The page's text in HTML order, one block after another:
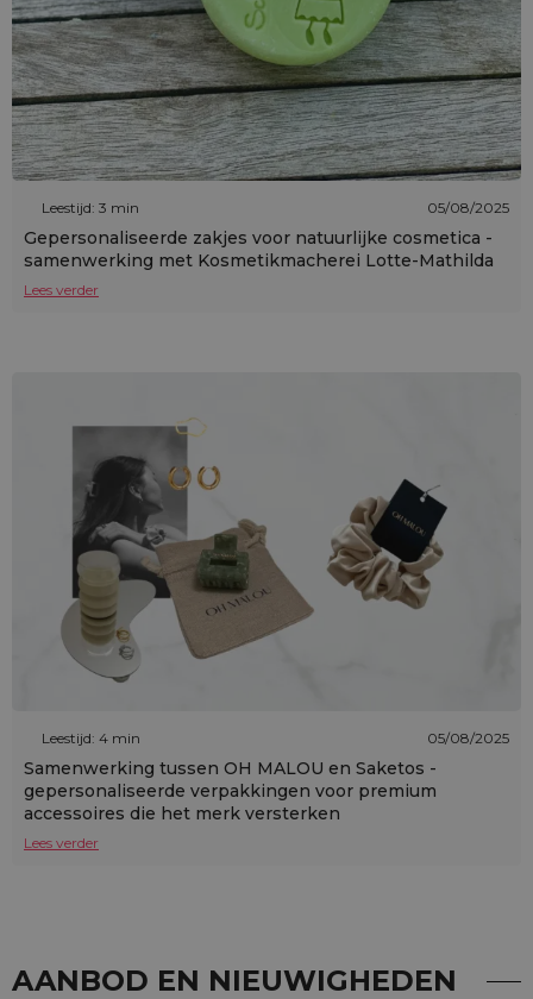
Leestijd: 3 min 05/08/2025
Gepersonaliseerde zakjes voor natuurlijke cosmetica -
samenwerking met Kosmetikmacherei Lotte-Mathilda
Lees verder
Leestijd: 4 min 05/08/2025
Samenwerking tussen OH MALOU en Saketos -
gepersonaliseerde verpakkingen voor premium
accessoires die het merk versterken
Lees verder
AANBOD EN NIEUWIGHEDEN